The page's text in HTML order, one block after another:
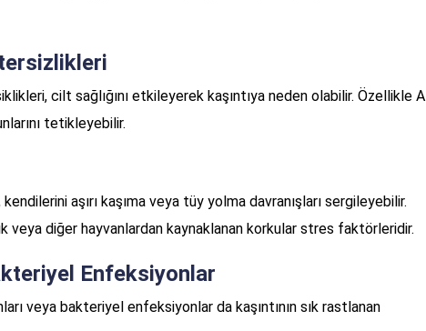
cilt sağlığını etkileyerek kaşıntıya neden olabilir. Özellikle A
tetikleyebilir.
aşırı kaşıma veya tüy yolma davranışları sergileyebilir.
veya diğer hayvanlardan kaynaklanan korkular stres faktörleridir.
Enfeksiyonlar
veya bakteriyel enfeksiyonlar da kaşıntının sık rastlanan